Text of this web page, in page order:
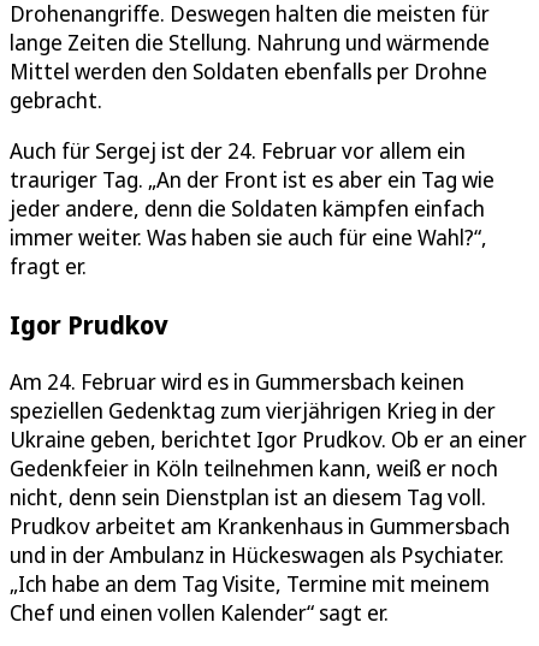
Drohenangriffe. Deswegen halten die meisten für
lange Zeiten die Stellung. Nahrung und wärmende
Mittel werden den Soldaten ebenfalls per Drohne
gebracht.
Auch für Sergej ist der 24. Februar vor allem ein
trauriger Tag. „An der Front ist es aber ein Tag wie
jeder andere, denn die Soldaten kämpfen einfach
immer weiter. Was haben sie auch für eine Wahl?“,
fragt er.
Igor Prudkov
Am 24. Februar wird es in Gummersbach keinen
speziellen Gedenktag zum vierjährigen Krieg in der
Ukraine geben, berichtet Igor Prudkov. Ob er an einer
Gedenkfeier in Köln teilnehmen kann, weiß er noch
nicht, denn sein Dienstplan ist an diesem Tag voll.
Prudkov arbeitet am Krankenhaus in Gummersbach
und in der Ambulanz in Hückeswagen als Psychiater.
„Ich habe an dem Tag Visite, Termine mit meinem
Chef und einen vollen Kalender“ sagt er.